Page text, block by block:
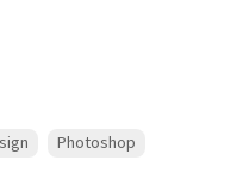
Photoshop